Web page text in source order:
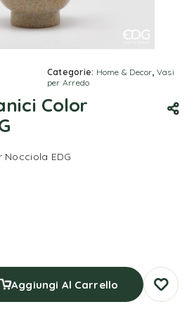
Categorie: Home & Decor, Vasi
per Arredo
Color
EDG
Aggiungi Al Carrello